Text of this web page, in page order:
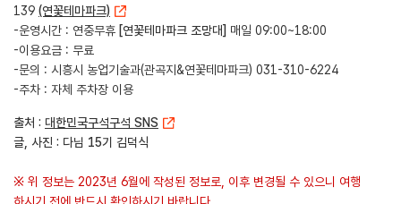
139 (연꽃테마파크)
-운영시간 : 연중무휴 [연꽃테마파크 조망대] 매일 09:00~18:00
-이용요금 : 무료
-문의 : 시흥시 농업기술과(관곡지&연꽃테마파크) 031-310-6224
-주차 : 자체 주차장 이용
출처 : 대한민국구석구석 SNS
글, 사진 : 다님 15기 김덕식
※ 위 정보는 2023년 6월에 작성된 정보로, 이후 변경될 수 있으니 여행